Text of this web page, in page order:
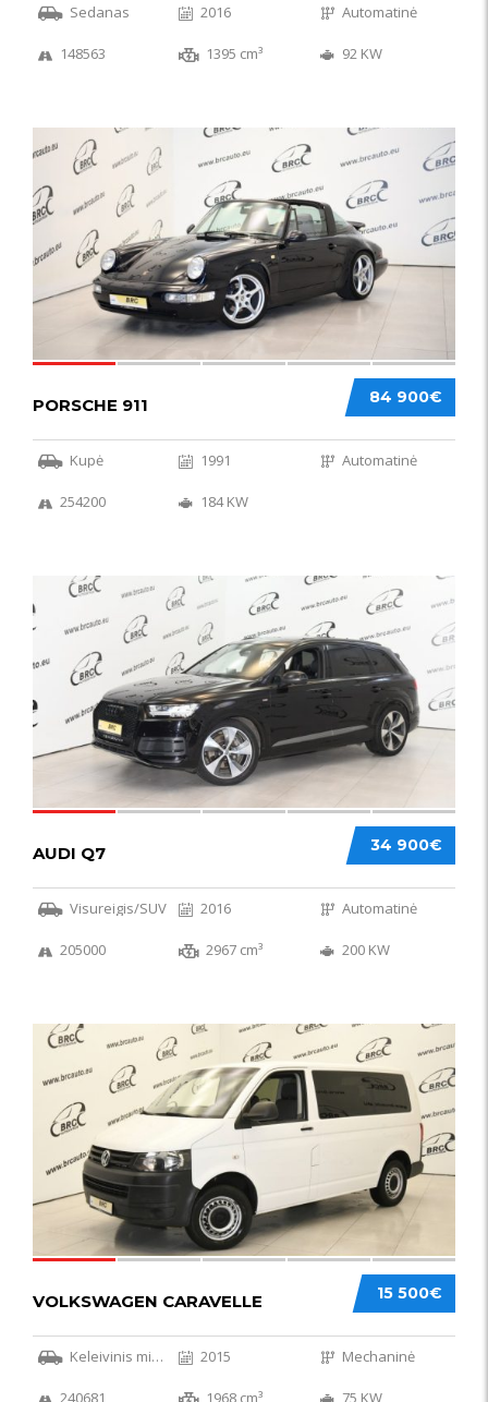
Sedanas 2016 Automatinė
148563 1395 cm³ 92 KW
59
84 900€
PORSCHE 911
Kupė 1991 Automatinė
254200 184 KW
56
34 900€
AUDI Q7
Visureigis/SUV 2016 Automatinė
205000 2967 cm³ 200 KW
36
15 500€
VOLKSWAGEN CARAVELLE
Keleivinis mikroautobusas 2015 Mechaninė
240681 1968 cm³ 75 KW